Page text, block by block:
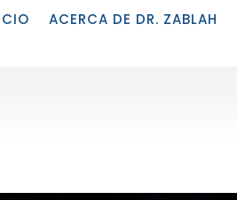
ACERCA DE DR. ZABLAH